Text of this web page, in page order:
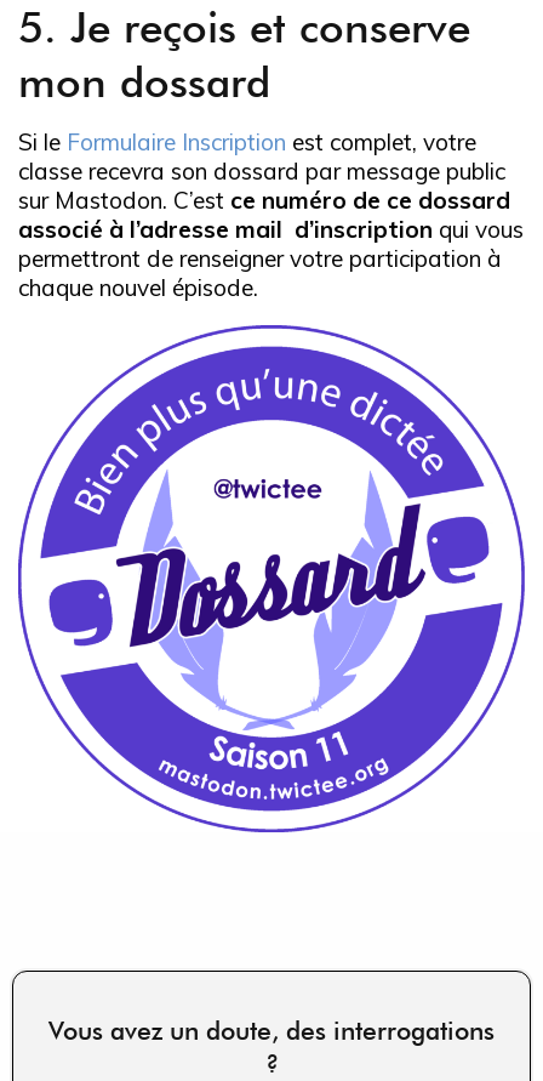
5. Je reçois et conserve
mon dossard
Si le Formulaire Inscription est complet, votre
classe recevra son dossard par message public
sur Mastodon. C’est ce numéro de ce dossard
associé à l’adresse mail d’inscription qui vous
permettront de renseigner votre participation à
chaque nouvel épisode.
Vous avez un doute, des interrogations
?